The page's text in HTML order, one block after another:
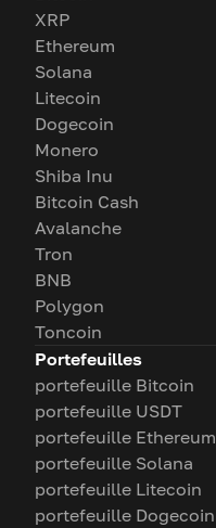
XRP
Ethereum
Solana
Litecoin
Dogecoin
Monero
Shiba Inu
Bitcoin Cash
Avalanche
Tron
BNB
Polygon
Toncoin
Portefeuilles
portefeuille Bitcoin
portefeuille USDT
portefeuille Ethereum
portefeuille Solana
portefeuille Litecoin
portefeuille Dogecoin